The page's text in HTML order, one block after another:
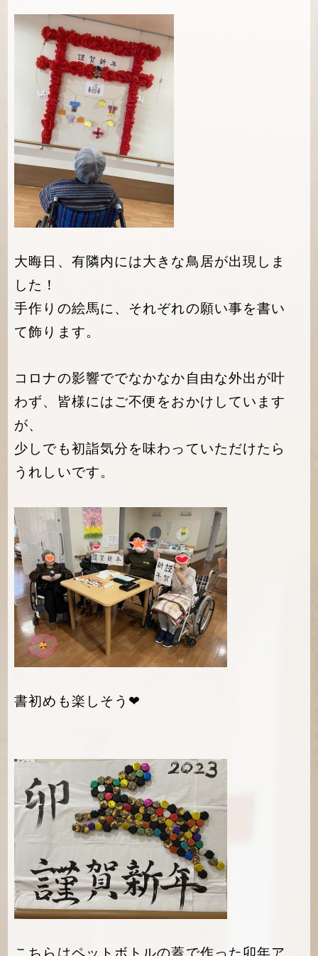
大晦日、有隣内には大きな鳥居が出現しま
した！
手作りの絵馬に、それぞれの願い事を書い
て飾ります。
コロナの影響ででなかなか自由な外出が叶
わず、皆様にはご不便をおかけしています
が、
少しでも初詣気分を味わっていただけたら
うれしいです。
書初めも楽しそう❤
こちらはペットボトルの蓋で作った卯年ア